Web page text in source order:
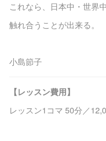
これなら、日本中・世界
触れ合うことが出来る。
小島節子
【レッスン費用】
レッスン1コマ 50分／